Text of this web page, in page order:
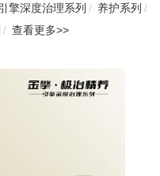
擎深度治理系列 / 养护系列 /
/ 查看更多>>